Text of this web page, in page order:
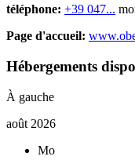
téléphone: +39 047...
Page d'accueil:
Hébergements
À gauche
août 2026
Mo